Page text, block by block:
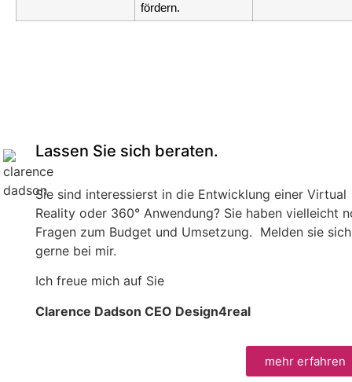
fördern.
Lassen Sie sich beraten.
Sie sind interessierst in die Entwicklung einer Virtual
Reality oder 360° Anwendung? Sie haben vielleicht
Fragen zum Budget und Umsetzung. Melden sie sich
gerne bei mir.
Ich freue mich auf Sie
Clarence Dadson CEO Design4real
mehr erfahren